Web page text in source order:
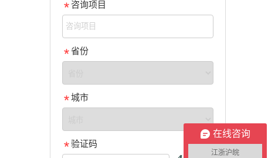
咨询项目
省份
城市
验证码
在线咨询
江浙沪皖